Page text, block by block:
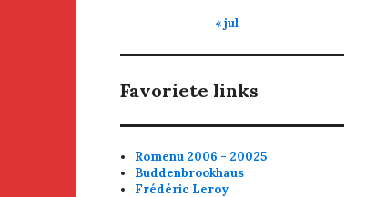
« jul
Favoriete links
Romenu 2006 - 20025
Buddenbrookhaus
Frédéric Leroy